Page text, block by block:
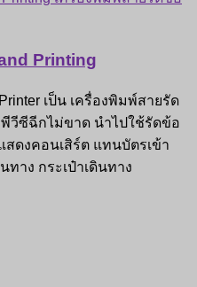
Printing
เป็น เครื่องพิมพ์สายรัด
วีซีฉีกไม่ขาด นำไปใช้รัดข้อ
ดงคอนเสิร์ต แทนบัตรเข้า
าง กระเป๋าเดินทาง